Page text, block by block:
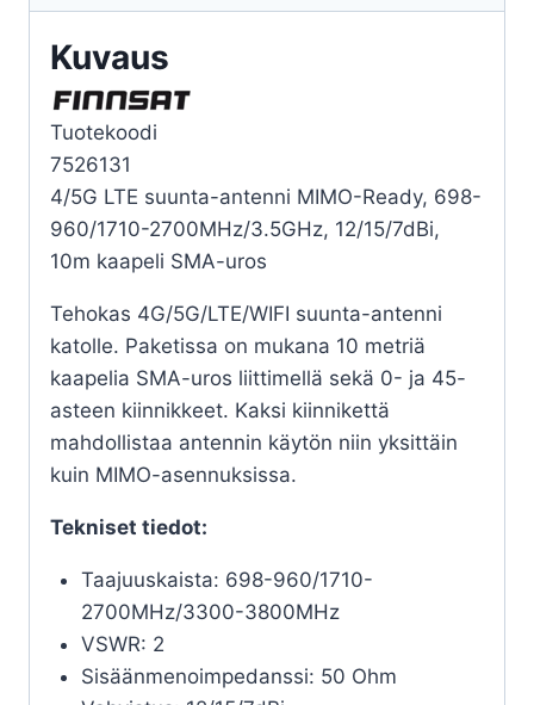
Kuvaus
Tuotekoodi
7526131
4/5G LTE suunta-antenni MIMO-Ready, 698-
960/1710-2700MHz/3.5GHz, 12/15/7dBi,
10m kaapeli SMA-uros
Tehokas 4G/5G/LTE/WIFI suunta-antenni
katolle. Paketissa on mukana 10 metriä
kaapelia SMA-uros liittimellä sekä 0- ja 45-
asteen kiinnikkeet. Kaksi kiinnikettä
mahdollistaa antennin käytön niin yksittäin
kuin MIMO-asennuksissa.
Tekniset tiedot:
Taajuuskaista: 698-960/1710-
2700MHz/3300-3800MHz
VSWR: 2
Sisäänmenoimpedanssi: 50 Ohm